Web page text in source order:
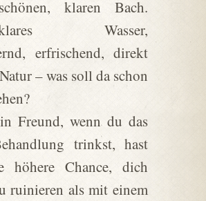
klaren Bach.
Wasser,
erfrischend, direkt
– was soll da schon
Freund, wenn du das
trinkst, hast
höhere Chance, dich
ruinieren als mit einem